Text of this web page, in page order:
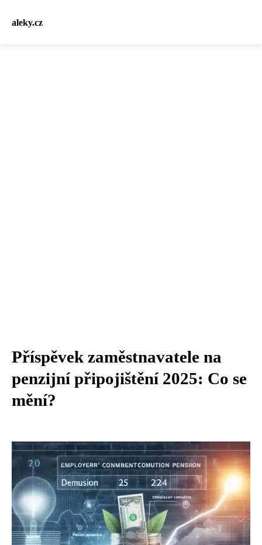
aleky.cz
Příspěvek zaměstnavatele na
penzijní připojištění 2025: Co se
mění?